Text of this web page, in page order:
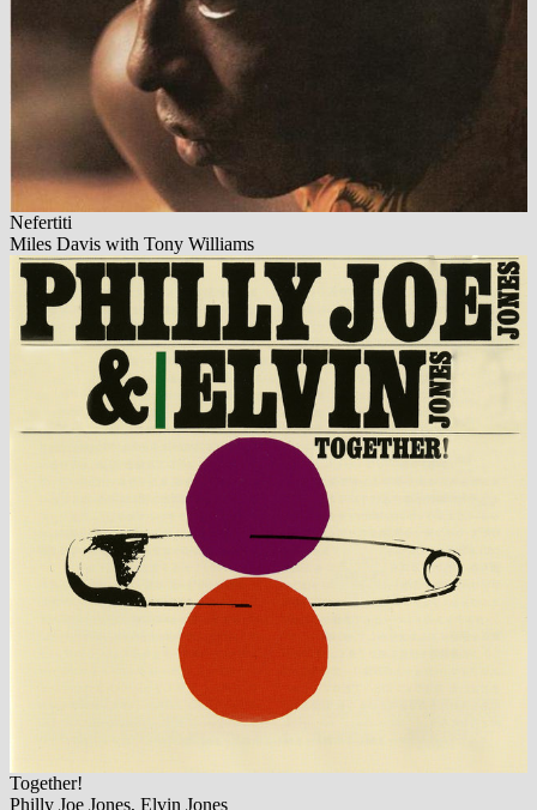
Nefertiti
Miles Davis with Tony Williams
Together!
Philly Joe Jones, Elvin Jones